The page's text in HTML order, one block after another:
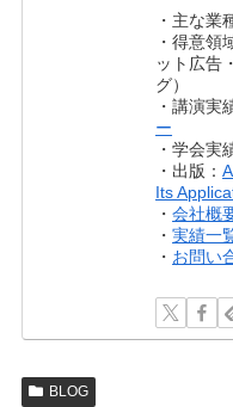
・主な業
・得意領
ット広告
グ）
・講演実
ー
・学会実
・出版：
Its
・会社概
・実績一
・ お問い
BLOG